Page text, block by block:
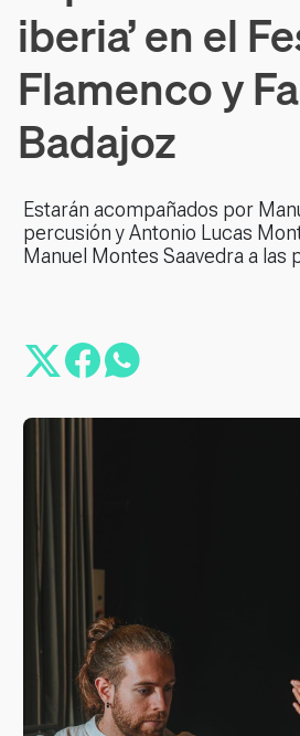
iberia’ en el
Flamenco y
Badajoz
Estarán acompañados por
percusión y Antonio Lucas
Manuel Montes Saavedra a las